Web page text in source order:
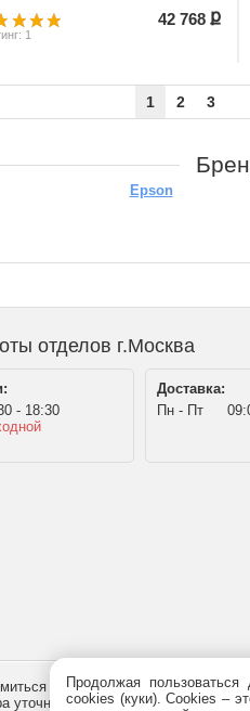
1
42 768 ք
1 2 3
Epson
отделов г.Москва
- 18:30
Доставка:
Пн - Пт
с товаром перед его
уточняйте у менеджера по
Продолжая
cookies (куки). Сookies –